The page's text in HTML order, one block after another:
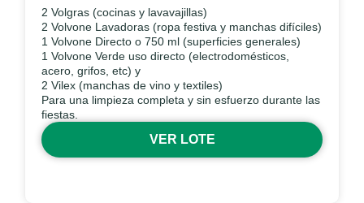
2 Volgras (cocinas y lavavajillas)
2 Volvone Lavadoras (ropa festiva y manchas difíciles)
1 Volvone Directo o 750 ml (superficies generales)
1 Volvone Verde uso directo (electrodomésticos,
acero, grifos, etc) y
2 Vilex (manchas de vino y textiles)
Para una limpieza completa y sin esfuerzo durante las
fiestas.
VER LOTE